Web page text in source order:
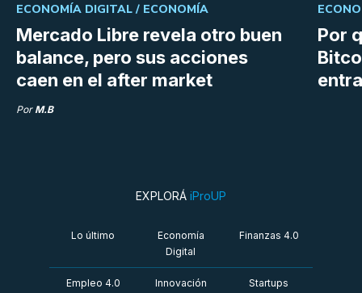
Mercado Libre revela otro buen
balance, pero sus acciones
caen en el after market
ECONOMÍA DIGITAL / ECONOMÍA
Por M.B
Por
EXPLORÁ iProUP
Lo último
Economía
Digital
Finanzas 4.0
Empleo 4.0 Innovación Startups